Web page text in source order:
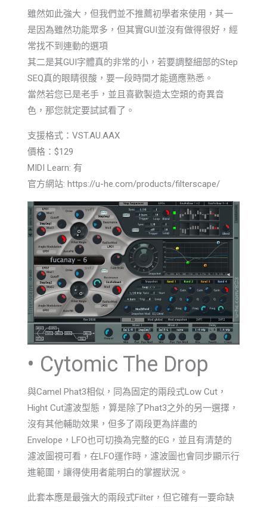
雖然如此強大，但我們並不推薦初學者來使用，其一
是因為雖然功能眾多，但其實GUI並沒有做得很好，經
常找不到連動的選項
其二是其GUI字體真的非常的小，若要調整細部的Step
SEQ真的眼睛很酸，要一段時間才能適應熟悉。
當然若您已是老手，並且喜歡製造太空類的奇異音
色，那您就定要試試看了。
支援格式：VST.AU.AAX
價格：$129
MIDI Learn: 有
官方網站: https://u-he.com/products/filterscape/
• Cytomic The Drop
與Camel Phat3相似，同為固定的兩段式Low Cut，
Hight Cut濾波型態，算是除了Phat3之外的另一選擇，
沒有其他輔助效果，但多了兩段更為詳盡的
Envelope，LFO也可切換為完整的EG，並且有清楚的
濾波圖視可看，在LFO運作時，濾波圖也會同步顯示行
進範圍，讓得使用者能明白的掌握狀況。
此套本應是最強大的兩段式Filter，但它確有一要命缺